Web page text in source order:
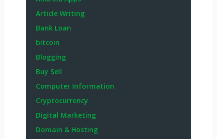
Article Writing
Bank Loan
bitcoin
Blogging
Buy Sell
Computer Information
Cryptocurrency
Digital Marketing
Domain & Hosting